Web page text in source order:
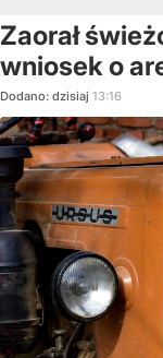
Zaorał
wniosek o
Dodano: dzisiaj 13:16